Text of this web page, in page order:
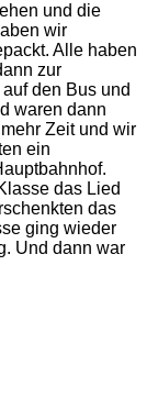
und die
wir
Alle haben
zur
den Bus und
waren dann
Zeit und wir
ein
das Lied
das
ging wieder
Und dann war